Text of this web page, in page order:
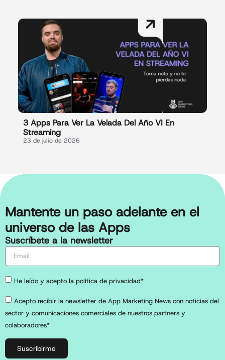
3 Apps Para Ver La Velada Del Año VI En
Streaming
23 de julio de 2026
Mantente un paso adelante en el
universo de las Apps
Suscríbete a la newsletter
He leído y acepto la política de privacidad*
Acepto recibir la newsletter de App Marketing News con noticias del
sector y comunicaciones comerciales de nuestros partners y
colaboradores*
Suscribirme